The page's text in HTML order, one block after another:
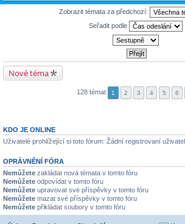
Zobrazit témata za předchozí:
Seřadit podle
Nové téma
128 témat 1 2 3 4 5 6
KDO JE ONLINE
Uživatelé prohlížející si toto fórum: Žádní registrovaní
OPRÁVNĚNÍ FÓRA
Nemůžete zakládat nová témata v tomto fóru
Nemůžete odpovídat v tomto fóru
Nemůžete upravovat své příspěvky v tomto fóru
Nemůžete mazat své příspěvky v tomto fóru
Nemůžete přikládat soubory v tomto fóru